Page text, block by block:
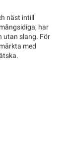
näst intill
har
utan slang. För
med